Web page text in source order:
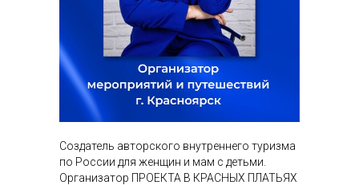
Создатель авторского внутреннего туризма
по России для женщин и мам с детьми.
Организатор ПРОЕКТА В КРАСНЫХ ПЛАТЬЯХ